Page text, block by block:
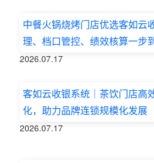
中餐火锅烧烤门店优选客如云
理、档口管控、绩效核算一步
2026.07.17
客如云收银系统｜茶饮门店高
化，助力品牌连锁规模化发展
2026.07.17